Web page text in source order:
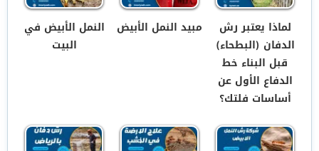
لماذا يعتبر رش
الدفان (البطحاء)
قبل البناء خط
الدفاع الأول عن
أساسات فلتك؟
مبيد النمل الأبيض
النمل الأبيض في
البيت